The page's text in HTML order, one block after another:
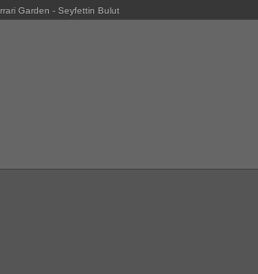
Garden - Seyfettin Bulut